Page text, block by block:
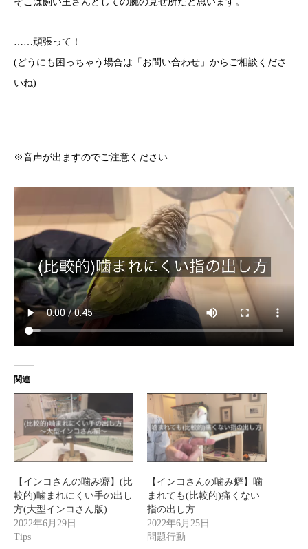
……頑張って！
(どうにも困っちゃう場合は「お問い合わせ」からご相談くださ
いね)
※音声が出ますのでご注意ください
関連
【インコさんの噛み癖】(比
較的)噛まれにくい手の出し
方(大型インコさん版)
2022年6月29日
Tips
【インコさんの噛み癖】噛
まれても(比較的)痛くない
指の出し方
2022年6月25日
問題行動